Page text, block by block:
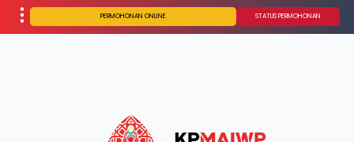
PERMOHONAN ONLINE STATUS PERMOHONAN